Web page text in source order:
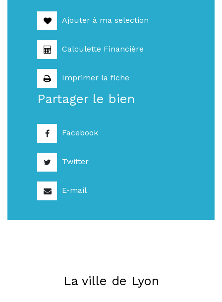
Ajouter à ma selection
Calculette Financière
Imprimer la fiche
Partager le bien
Facebook
Twitter
E-mail
La ville de Lyon